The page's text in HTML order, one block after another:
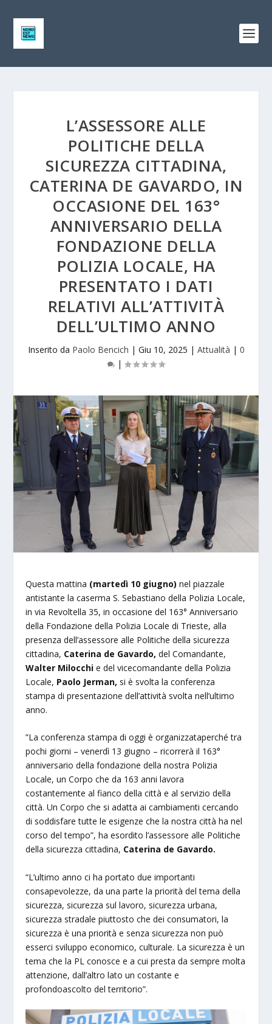
L’ASSESSORE ALLE
POLITICHE DELLA
SICUREZZA CITTADINA,
CATERINA DE GAVARDO, IN
OCCASIONE DEL 163°
ANNIVERSARIO DELLA
FONDAZIONE DELLA
POLIZIA LOCALE, HA
PRESENTATO I DATI
RELATIVI ALL’ATTIVITÀ
DELL’ULTIMO ANNO
Inserito da Paolo Bencich | Giu 10, 2025 | Attualità | 0
|
Questa mattina (martedì 10 giugno)nel piazzale
antistante la caserma S. Sebastiano della Polizia Locale,
in via Revoltella 35, in occasione del 163° Anniversario
della Fondazione della Polizia Locale di Trieste, alla
presenza dell’assessore alle Politiche della sicurezza
cittadina, Caterina de Gavardo,del Comandante,
Walter Milocchi e del vicecomandante della Polizia
Locale, Paolo Jerman, si è svolta la conferenza
stampa di presentazione dell’attività svolta nell’ultimo
anno.
”La conferenza stampa di oggi è organizzataperché tra
pochi giorni – venerdì 13 giugno – ricorrerà il 163°
anniversario della fondazione della nostra Polizia
Locale, un Corpo che da 163 anni lavora
costantemente al fianco della città e al servizio della
città. Un Corpo che si adatta ai cambiamenti cercando
di soddisfare tutte le esigenze che la nostra città ha nel
corso del tempo”, ha esordito l’assessore alle Politiche
della sicurezza cittadina, Caterina de Gavardo.
“L’ultimo anno ci ha portato due importanti
consapevolezze, da una parte la priorità del tema della
sicurezza, sicurezza sul lavoro, sicurezza urbana,
sicurezza stradale piuttosto che dei consumatori, la
sicurezza è una priorità e senza sicurezza non può
esserci sviluppo economico, culturale. La sicurezza è un
tema che la PL conosce e a cui presta da sempre molta
attenzione, dall’altro lato un costante e
profondoascolto del territorio”.